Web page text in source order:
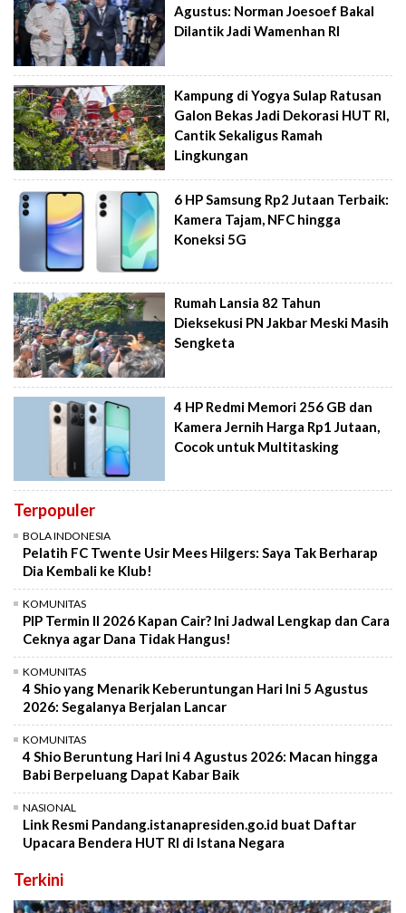
Agustus: Norman Joesoef Bakal
Dilantik Jadi Wamenhan RI
Kampung di Yogya Sulap Ratusan
Galon Bekas Jadi Dekorasi HUT RI,
Cantik Sekaligus Ramah
Lingkungan
6 HP Samsung Rp2 Jutaan Terbaik:
Kamera Tajam, NFC hingga
Koneksi 5G
Rumah Lansia 82 Tahun
Dieksekusi PN Jakbar Meski Masih
Sengketa
4 HP Redmi Memori 256 GB dan
Kamera Jernih Harga Rp1 Jutaan,
Cocok untuk Multitasking
Terpopuler
BOLA INDONESIA
Pelatih FC Twente Usir Mees Hilgers: Saya Tak Berharap
Dia Kembali ke Klub!
KOMUNITAS
PIP Termin II 2026 Kapan Cair? Ini Jadwal Lengkap dan Cara
Ceknya agar Dana Tidak Hangus!
KOMUNITAS
4 Shio yang Menarik Keberuntungan Hari Ini 5 Agustus
2026: Segalanya Berjalan Lancar
KOMUNITAS
4 Shio Beruntung Hari Ini 4 Agustus 2026: Macan hingga
Babi Berpeluang Dapat Kabar Baik
NASIONAL
Link Resmi Pandang.istanapresiden.go.id buat Daftar
Upacara Bendera HUT RI di Istana Negara
Terkini